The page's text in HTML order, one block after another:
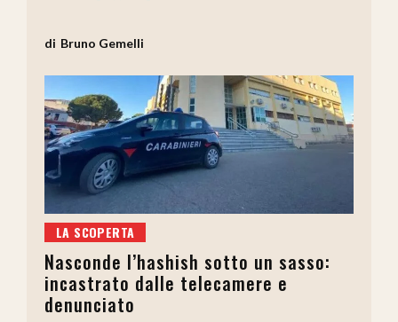
Bruno Gemelli
LA SCOPERTA
Nasconde l’hashish sotto un sasso:
incastrato dalle telecamere e
denunciato